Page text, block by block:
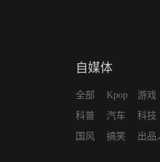
自媒体
全部
科普
国风
Kpop
汽车
搞笑
游戏
科技
出品